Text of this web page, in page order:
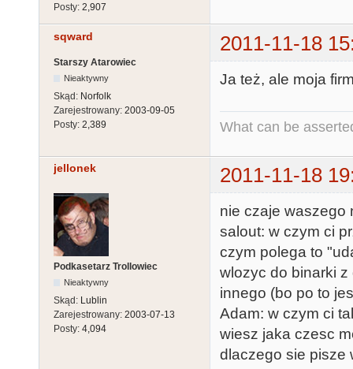
Posty: 2,907
sqward 2011-11-18
Starszy Atarowiec
Nieaktywny
Skąd: Norfolk
Zarejestrowany: 2003-09-05
Posty: 2,389
Ja też, ale moja
What can be
jellonek 2011-11-18
Podkasetarz Trollowiec
Nieaktywny
Skąd: Lublin
Zarejestrowany: 2003-07-13
Posty: 4,094
nie czaje waszego
salout: w czym ci
czym polega to
wlozyc do binarki
innego (bo po to
Adam: w czym ci
wiesz jaka czesc
dlaczego sie pisze